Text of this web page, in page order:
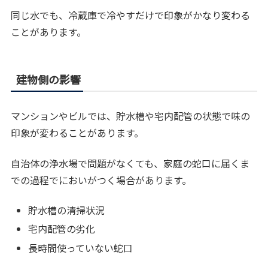
同じ水でも、冷蔵庫で冷やすだけで印象がかなり変わる
ことがあります。
建物側の影響
マンションやビルでは、貯水槽や宅内配管の状態で味の
印象が変わることがあります。
自治体の浄水場で問題がなくても、家庭の蛇口に届くま
での過程でにおいがつく場合があります。
貯水槽の清掃状況
宅内配管の劣化
長時間使っていない蛇口